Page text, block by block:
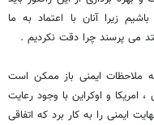
زیرا آنان با اعتماد به ما
می پرسند چرا دقت نکردیم .
ملاحظات ایمنی باز ممکن است
امریکا و اوکراین با وجود رعایت
ایمنی را به کار برد که اتفاقی